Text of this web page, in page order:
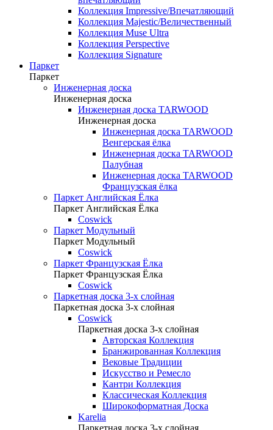
Коллекция Impressive/Впечатляющий
Коллекция Majestic/Величественный
Коллекция Muse Ultra
Коллекция Perspective
Коллекция Signature
Паркет
Паркет
Инженерная доска
Инженерная доска
Инженерная доска TARWOOD
Инженерная доска
Инженерная доска TARWOOD
Венгерская ёлка
Инженерная доска TARWOOD
Палубная
Инженерная доска TARWOOD
Французская ёлка
Паркет Английская Ёлка
Паркет Английская Ёлка
Coswick
Паркет Модульный
Паркет Модульный
Coswick
Паркет Французская Ёлка
Паркет Французская Ёлка
Coswick
Паркетная доска 3-х слойная
Паркетная доска 3-х слойная
Coswick
Паркетная доска 3-х слойная
Авторская Коллекция
Бранжированная Коллекция
Вековые Традиции
Искусство и Ремесло
Кантри Коллекция
Классическая Коллекция
Широкоформатная Доска
Karelia
Паркетная доска 3-х слойная